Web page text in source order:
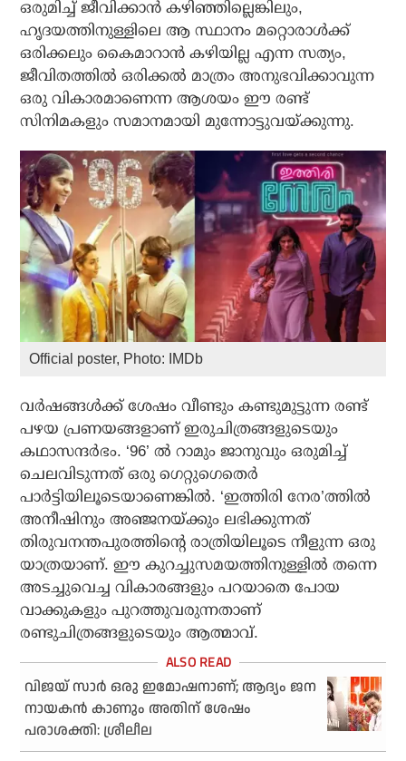
ഒരുമിച്ച് ജീവിക്കാൻ കഴിഞ്ഞില്ലെങ്കിലും,
ഹൃദയത്തിനുള്ളിലെ ആ സ്ഥാനം മറ്റൊരാൾക്ക്
ഒരിക്കലും കൈമാറാൻ കഴിയില്ല എന്ന സത്യം,
ജീവിതത്തിൽ ഒരിക്കൽ മാത്രം അനുഭവിക്കാവുന്ന
ഒരു വികാരമാണെന്ന ആശയം ഈ രണ്ട്
സിനിമകളും സമാനമായി മുന്നോട്ടുവയ്ക്കുന്നു.
Official poster, Photo: IMDb
വർഷങ്ങൾക്ക് ശേഷം വീണ്ടും കണ്ടുമുട്ടുന്ന രണ്ട്
പഴയ പ്രണയങ്ങളാണ് ഇരുചിത്രങ്ങളുടെയും
കഥാസന്ദർഭം. ‘96’ ൽ റാമും ജാനുവും ഒരുമിച്ച്
ചെലവിടുന്നത് ഒരു ഗെറ്റുഗെതെർ
പാർട്ടിയിലൂടെയാണെങ്കിൽ. ‘ഇത്തിരി നേര’ത്തിൽ
അനീഷിനും അഞ്ജനയ്ക്കും ലഭിക്കുന്നത്
തിരുവനന്തപുരത്തിന്റെ രാത്രിയിലൂടെ നീളുന്ന ഒരു
യാത്രയാണ്. ഈ കുറച്ചുസമയത്തിനുള്ളിൽ തന്നെ
അടച്ചുവെച്ച വികാരങ്ങളും പറയാതെ പോയ
വാക്കുകളും പുറത്തുവരുന്നതാണ്
രണ്ടുചിത്രങ്ങളുടെയും ആത്മാവ്.
വിജയ് സാര്‍ ഒരു ഇമോഷനാണ്; ആദ്യം ജന
നായകന്‍ കാണും അതിന് ശേഷം
പരാശക്തി: ശ്രീലീല